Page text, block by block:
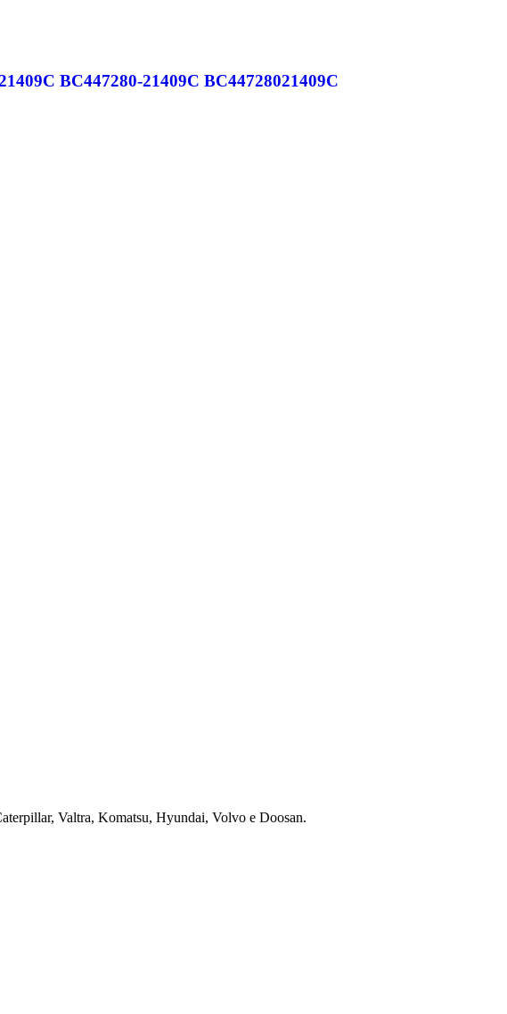
BC447280-21409C BC44728021409C
Valtra, Komatsu, Hyundai, Volvo e Doosan.